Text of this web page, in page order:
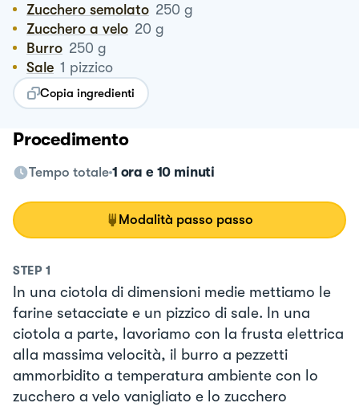
Zucchero semolato 250 g
Zucchero a velo 20 g
Burro 250 g
Sale 1 pizzico
Copia ingredienti
Procedimento
Tempo totale 1 ora e 10 minuti
Modalità passo passo
STEP 1
In una ciotola di dimensioni medie mettiamo le
farine setacciate e un pizzico di sale. In una
ciotola a parte, lavoriamo con la frusta elettrica
alla massima velocità, il burro a pezzetti
ammorbidito a temperatura ambiente con lo
zucchero a velo vanigliato e lo zucchero